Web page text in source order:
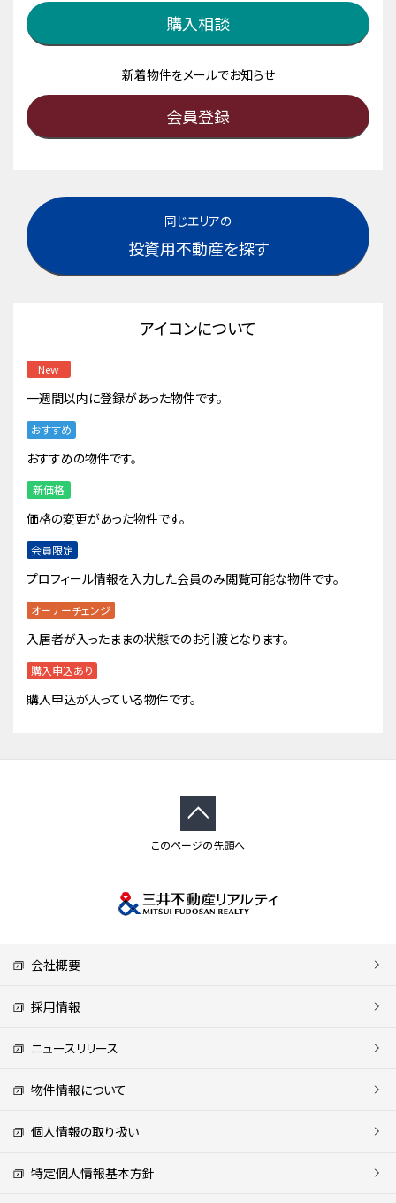
購入相談
新着物件をメールでお知らせ
会員登録
同じエリアの
投資用不動産を探す
アイコンについて
New
一週間以内に登録があった物件です。
おすすめ
おすすめの物件です。
新価格
価格の変更があった物件です。
会員限定
プロフィール情報を入力した会員のみ閲覧可能な物件です。
オーナーチェンジ
入居者が入ったままの状態でのお引渡となります。
購入申込あり
購入申込が入っている物件です。
このページの先頭へ
会社概要
採用情報
ニュースリリース
物件情報について
個人情報の取り扱い
特定個人情報基本方針